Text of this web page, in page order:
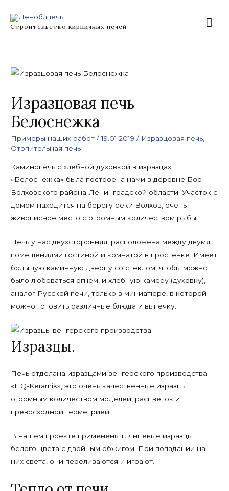
содержимому
Строительство кирпичных печей
Изразцовая печь
Белоснежка
Примеры наших работ /19.01.2019 / Изразцовая печь
Отопительная печь
Каминопечь с хлебной духовкой в изразцах
«Белоснежка» была построена нами в деревне Бор
Волховского района Ленинградской области. Участок с
домом находится на берегу реки Волхов, очень
живописное место с огромным количеством рыбы.
Печь у нас двухсторонняя, расположена между двумя
помещениями гостиной и комнатой в простенке. Имеет
большую каминную дверцу со стеклом, чтобы можно
было любоваться огнем, и хлебную камеру (духовку),
аналог Русской печи, только в миниатюре, в которой
можно готовить различные блюда и выпечку.
Изразцы.
Печь отделана изразцами венгерского производства
«HQ-Keramik», это очень качественные изразцы
огромным количеством моделей, расцветок и
превосходной геометрией.
В нашем проекте применены глянцевые изразцы
белого цвета с двойным обжигом. При попадании на
них света, они переливаются и играют.